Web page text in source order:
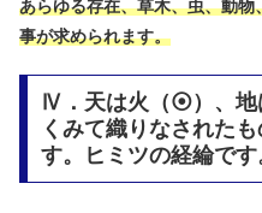
あらゆる存在、草木、虫、動
事が求められます。
Ⅳ．天は火（⦿）、
くみて織りなされた
す。ヒミツの経綸です